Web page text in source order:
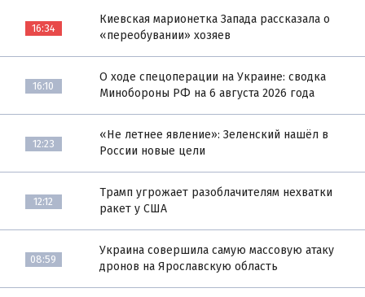
16:34
Киевская марионетка Запада рассказала о
«переобувании» хозяев
16:10
О ходе спецоперации на Украине: сводка
Минобороны РФ на 6 августа 2026 года
12:23
«Не летнее явление»: Зеленский нашёл в
России новые цели
12:12
Трамп угрожает разоблачителям нехватки
ракет у США
08:59
Украина совершила самую массовую атаку
дронов на Ярославскую область